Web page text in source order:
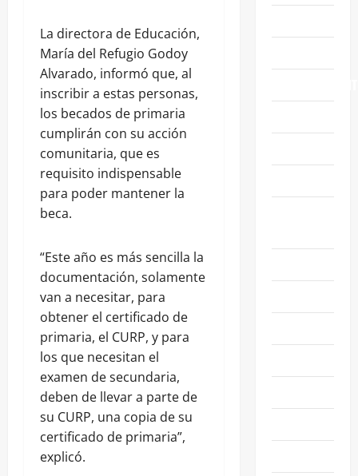
La directora de Educación,
María del Refugio Godoy
Alvarado, informó que, al
inscribir a estas personas,
los becados de primaria
cumplirán con su acción
comunitaria, que es
requisito indispensable
para poder mantener la
beca.
“Este año es más sencilla la
documentación, solamente
van a necesitar, para
obtener el certificado de
primaria, el CURP, y para
los que necesitan el
examen de secundaria,
deben de llevar a parte de
su CURP, una copia de su
certificado de primaria”,
explicó.